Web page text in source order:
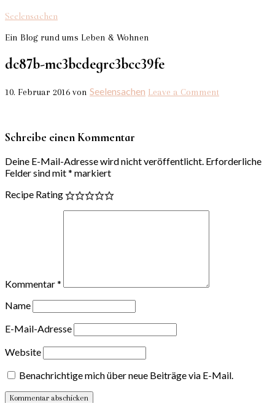
Seelensachen
Ein Blog rund ums Leben & Wohnen
dc87b-mc3bcdegrc3bcc39fe
10. Februar 2016 von Seelensachen Leave a Comment
Schreibe einen Kommentar
Deine E-Mail-Adresse wird nicht veröffentlicht. Erforderliche
Felder sind mit* markiert
Recipe Rating
Kommentar*
Name
E-Mail-Adresse
Website
Benachrichtige mich über neue Beiträge via E-Mail.